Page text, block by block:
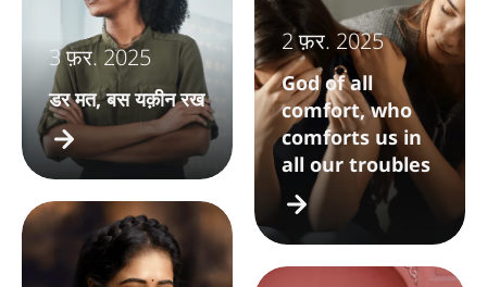
3 फ़र. 2025
डर मत, बस यक़ीन रख
2 फ़र. 2025
God of all
comfort, who
comforts us in
all our troubles